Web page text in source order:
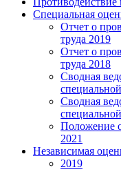
Специальная
Отчет о
труда 2019
Отчет о
труда 2018
Сводная
Сводная
Положение
2021
Независимая
2019